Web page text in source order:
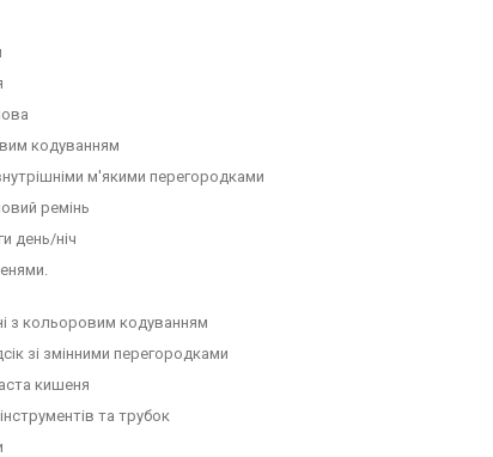
кодуванням
м'якими перегородками
ремінь
день/ніч
з кольоровим кодуванням
зі змінними перегородками
кишеня
та трубок